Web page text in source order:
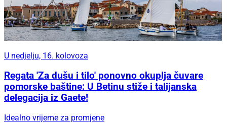
U nedjelju, 16. kolovoza
Regata 'Za dušu i tilo' ponovno okuplja čuvare
pomorske baštine: U Betinu stiže i talijanska
delegacija iz Gaete!
Idealno vrijeme za promjene